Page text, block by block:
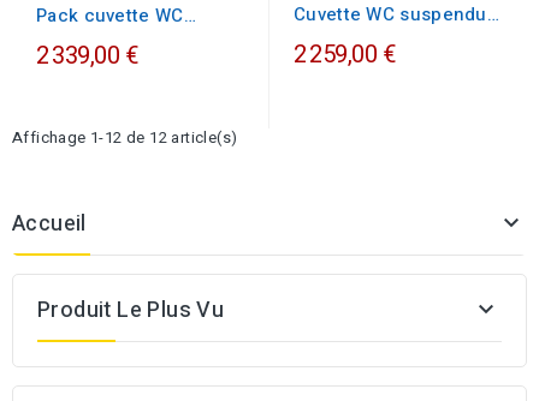
Pack cuvette WC
suspendue GEBERIT
RENOVA...
2 339,00 €
Cuvette WC suspendue
GEBERIT RENOVA à
fond...
2 259,00 €
Affichage 1-12 de 12 article(s)
Accueil 
Produit Le Plus Vu 